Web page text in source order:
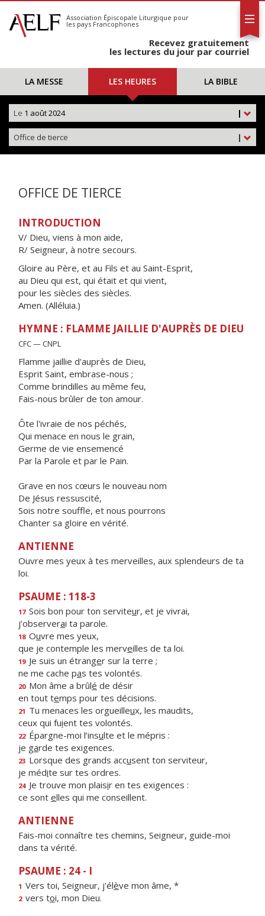
S'abonner
Calendrier
Association Épiscopale Liturgique pour
les pays Francophones
Recevez gratuitement
les lectures du jour par courriel
LA MESSE LES HEURES LA BIBLE
|
Le 1 août 2024
|
Office de tierce
OFFICE DE TIERCE
INTRODUCTION
V/ Dieu, viens à mon aide,
R/ Seigneur, à notre secours.
Gloire au Père, et au Fils et au Saint-Esprit,
au Dieu qui est, qui était et qui vient,
pour les siècles des siècles.
Amen. (Alléluia.)
HYMNE : FLAMME JAILLIE D'AUPRÈS DE DIEU
CFC — CNPL
Flamme jaillie d'auprès de Dieu,
Esprit Saint, embrase-nous ;
Comme brindilles au même feu,
Fais-nous brûler de ton amour.
Ôte l'ivraie de nos péchés,
Qui menace en nous le grain,
Germe de vie ensemencé
Par la Parole et par le Pain.
Grave en nos cœurs le nouveau nom
De Jésus ressuscité,
Sois notre souffle, et nous pourrons
Chanter sa gloire en vérité.
ANTIENNE
Ouvre mes yeux à tes merveilles, aux splendeurs de ta
loi.
PSAUME : 118-3
17 Sois bon pour ton serviteur, et je vivrai,
j’observerai ta parole.
18 Ouvre mes yeux,
que je contemple les merveilles de ta loi.
19 Je suis un étranger sur la terre ;
ne me cache pas tes volontés.
20 Mon âme a brûlé de désir
en tout temps pour tes décisions.
21 Tu menaces les orgueilleux, les maudits,
ceux qui fuient tes volontés.
22 Épargne-moi l’insulte et le mépris :
je garde tes exigences.
23 Lorsque des grands accusent ton serviteur,
je médite sur tes ordres.
24 Je trouve mon plaisir en tes exigences :
ce sont elles qui me conseillent.
ANTIENNE
Fais-moi connaître tes chemins, Seigneur, guide-moi
dans ta vérité.
PSAUME : 24 - I
1 Vers toi, Seigneur, j'élève mon âme, *
2 vers toi, mon Dieu.